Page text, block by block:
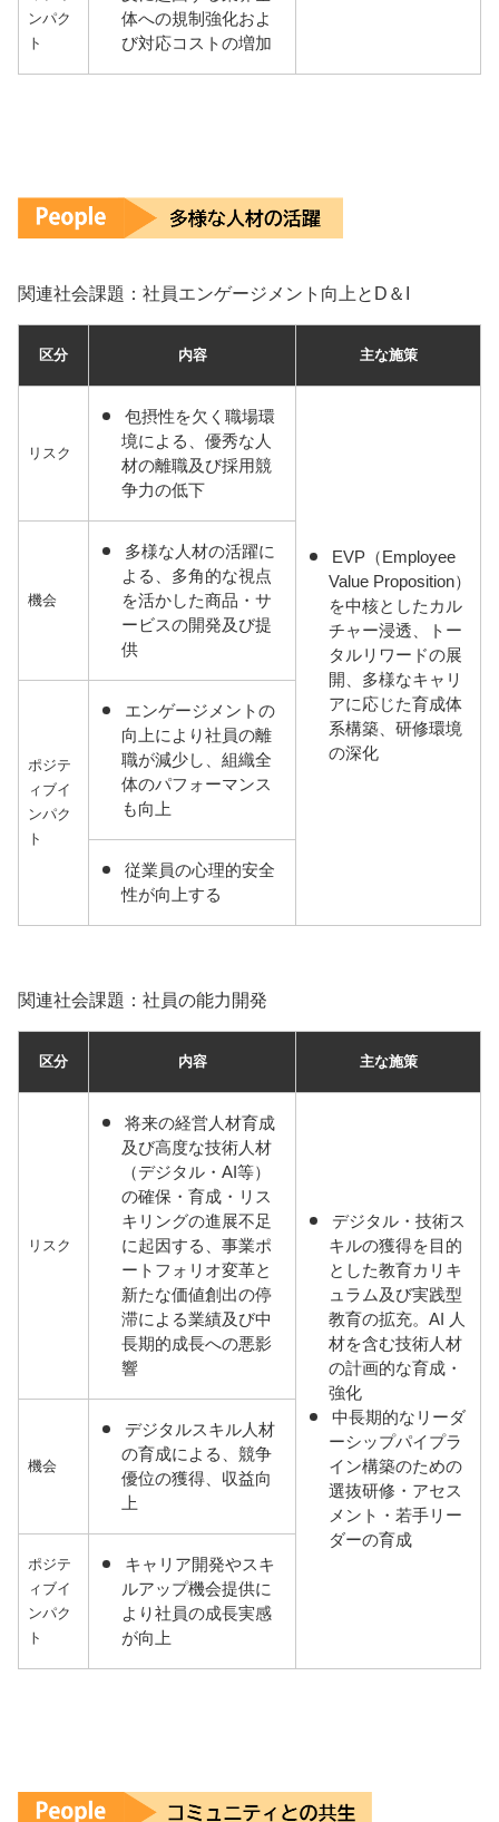
ンパク
ト
体への規制強化およ
び対応コストの増加
関連社会課題：社員エンゲージメント向上とD＆I
区分 内容 主な施策
リスク
包摂性を欠く職場環
境による、優秀な人
材の離職及び採用競
争力の低下
EVP（Employee
Value Proposition）
を中核としたカル
チャー浸透、トー
タルリワードの展
開、多様なキャリ
アに応じた育成体
系構築、研修環境
の深化
機会
多様な人材の活躍に
よる、多角的な視点
を活かした商品・サ
ービスの開発及び提
供
ポジテ
ィブイ
ンパク
ト
エンゲージメントの
向上により社員の離
職が減少し、組織全
体のパフォーマンス
も向上
従業員の心理的安全
性が向上する
関連社会課題：社員の能力開発
区分 内容 主な施策
リスク
将来の経営人材育成
及び高度な技術人材
（デジタル・AI等）
の確保・育成・リス
キリングの進展不足
に起因する、事業ポ
ートフォリオ変革と
新たな価値創出の停
滞による業績及び中
長期的成長への悪影
響
デジタル・技術ス
キルの獲得を目的
とした教育カリキ
ュラム及び実践型
教育の拡充。AI 人
材を含む技術人材
の計画的な育成・
強化
中長期的なリーダ
ーシップパイプラ
イン構築のための
選抜研修・アセス
メント・若手リー
ダーの育成
機会
デジタルスキル人材
の育成による、競争
優位の獲得、収益向
上
ポジテ
ィブイ
ンパク
ト
キャリア開発やスキ
ルアップ機会提供に
より社員の成長実感
が向上